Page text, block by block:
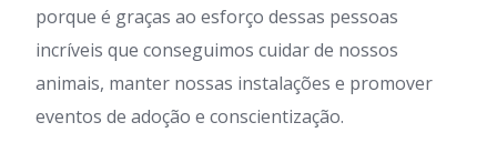
porque é graças ao esforço dessas pessoas
incríveis que conseguimos cuidar de nossos
animais, manter nossas instalações e promover
eventos de adoção e conscientização.